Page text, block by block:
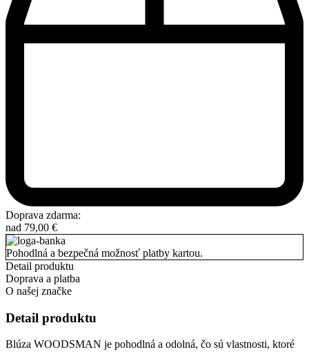
Doprava zdarma:
nad 79,00 €
Pohodlná a bezpečná možnosť platby kartou.
Detail produktu
Doprava a platba
O našej značke
Detail produktu
Blúza WOODSMAN je pohodlná a odolná, čo sú vlastnosti, ktoré